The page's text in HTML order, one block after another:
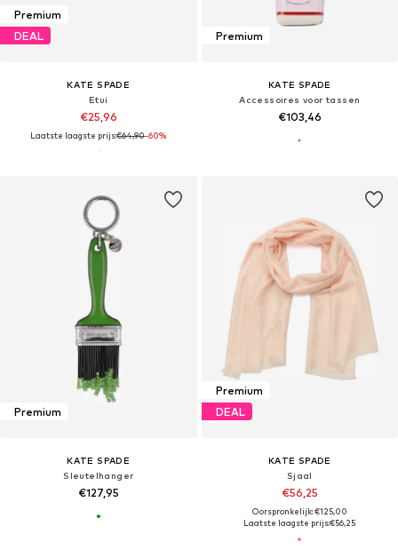
Premium
DEAL
KATE SPADE
Etui
€25,96
Laatste laagste prijs:€64,90-60%
Premium
KATE SPADE
Accessoires voor tassen
€103,46
Premium
KATE SPADE
Sleutelhanger
€127,95
Premium
DEAL
KATE SPADE
Sjaal
€56,25
Oorspronkelijk: €125,00
Laatste laagste prijs:€56,25